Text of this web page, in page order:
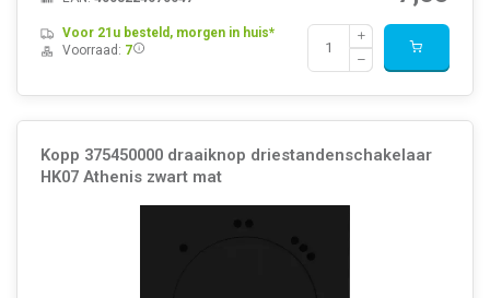
Voor 21u besteld, morgen in huis*
Voorraad: 7
Kopp 375450000 draaiknop driestandenschakelaar
HK07 Athenis zwart mat